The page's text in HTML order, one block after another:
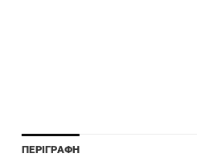
ΠΕΡΙΓΡΑΦΉ